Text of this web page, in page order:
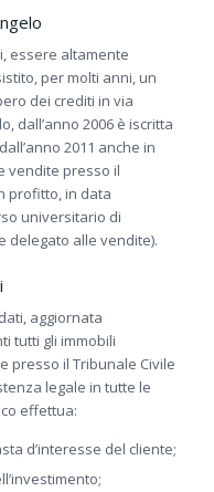
essere altamente
per molti anni, un
dei crediti in via
dall’anno 2006 è iscritta
2011 anche in
vendite presso il
profitto, in data
universitario di
delegato alle vendite).
aggiornata
tutti gli immobili
presso il Tribunale Civile
legale in tutte le
effettua:
d’interesse del cliente;